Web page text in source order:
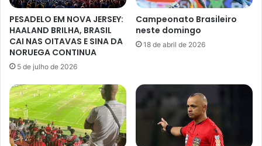
PESADELO EM NOVA JERSEY:
HAALAND BRILHA, BRASIL
CAI NAS OITAVAS E SINA DA
NORUEGA CONTINUA
5 de julho de 2026
Campeonato Brasileiro
neste domingo
18 de abril de 2026